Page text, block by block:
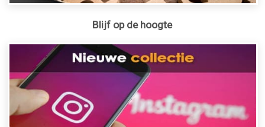
Blijf op de hoogte